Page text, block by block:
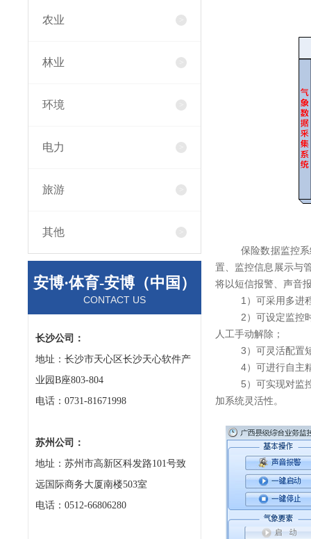
农业
林业
环境
电力
旅游
其他
安博·体育-安博（中国）
CONTACT US
长沙公司：
地址：长沙市天心区长沙天心软件产
业园B座803-804
电话：0731-81671998
苏州公司：
地址：苏州市高新区科发路101号致
远国际商务大厦南楼503室
电话：0512-66806280
保险数据监控
置、监控信息展示与
将以短信报警、声音
1）可采用多进
2）可设定监控
人工手动解除；
3）可灵活配置
4）可进行自主
5）可实现对监控频
加系统灵活性。